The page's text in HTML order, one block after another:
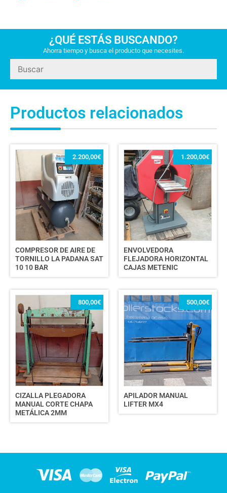
¿QUÉ ESTÁS BUSCANDO?
Ahorra tiempo y busca el producto que necesites.
Productos relacionados
COMPRESOR DE AIRE DE
TORNILLO LA PADANA SAT
10 10 BAR
2.200,00€
ENVOLVEDORA
FLEJADORA HORIZONTAL
CAJAS METENIC
1.200,00€
CIZALLA PLEGADORA
MANUAL CORTE CHAPA
METÁLICA 2MM
800,00€
APILADOR MANUAL
LIFTER MX4
500,00€